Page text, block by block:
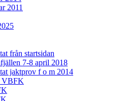
2011
från startsidan
7-8 april 2018
jaktprov f o m 2014
VBFK